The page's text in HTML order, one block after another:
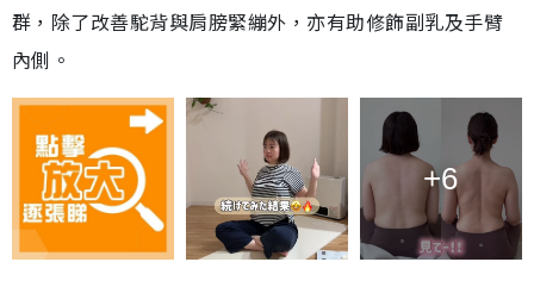
群，除了改善駝背與肩膀緊繃外，亦有助修飾副乳及手臂
內側。
+6